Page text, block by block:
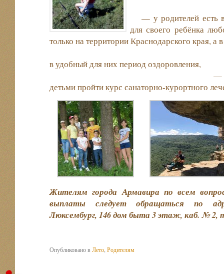
— у родителей есть
для своего ребёнка
только на территории Краснодарского
в удобный для них
— родители
детьми пройти курс санаторно-курортного
Жителям города Армавира по всем
выплаты следует обращаться по
Люксембург, 146 дом быта 3 этаж, каб. № 2,
Опубликовано вЛето Родителям